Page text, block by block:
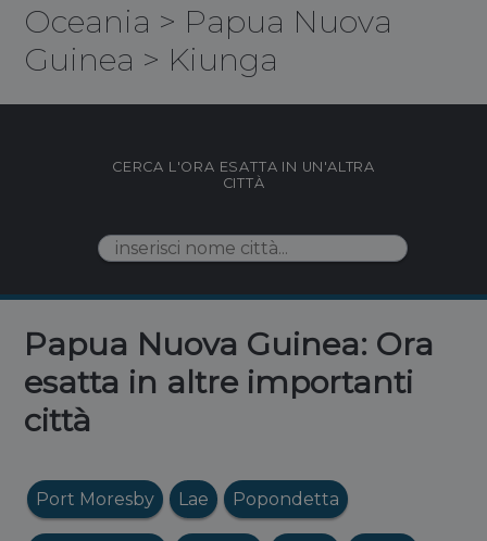
Oceania > Papua Nuova
Guinea > Kiunga
CERCA L'ORA ESATTA IN UN'ALTRA
CITTÀ
Papua Nuova Guinea: Ora
esatta in altre importanti
città
Port Moresby Lae Popondetta